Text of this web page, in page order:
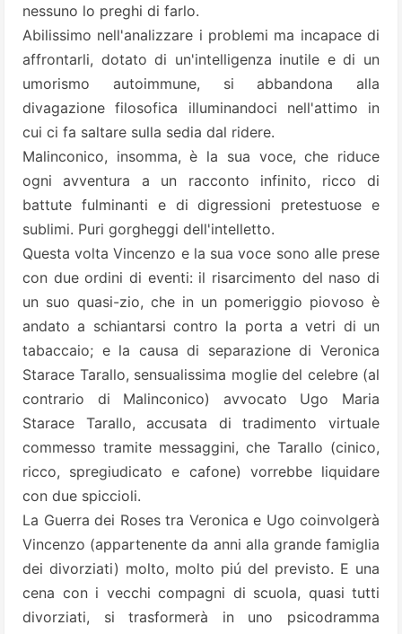
nessuno lo preghi di farlo.
Abilissimo nell'analizzare i problemi ma incapace di
affrontarli, dotato di un'intelligenza inutile e di un
umorismo autoimmune, si abbandona alla
divagazione filosofica illuminandoci nell'attimo in
cui ci fa saltare sulla sedia dal ridere.
Malinconico, insomma, è la sua voce, che riduce
ogni avventura a un racconto infinito, ricco di
battute fulminanti e di digressioni pretestuose e
sublimi. Puri gorgheggi dell'intelletto.
Questa volta Vincenzo e la sua voce sono alle prese
con due ordini di eventi: il risarcimento del naso di
un suo quasi-zio, che in un pomeriggio piovoso è
andato a schiantarsi contro la porta a vetri di un
tabaccaio; e la causa di separazione di Veronica
Starace Tarallo, sensualissima moglie del celebre (al
contrario di Malinconico) avvocato Ugo Maria
Starace Tarallo, accusata di tradimento virtuale
commesso tramite messaggini, che Tarallo (cinico,
ricco, spregiudicato e cafone) vorrebbe liquidare
con due spiccioli.
La Guerra dei Roses tra Veronica e Ugo coinvolgerà
Vincenzo (appartenente da anni alla grande famiglia
dei divorziati) molto, molto piú del previsto. E una
cena con i vecchi compagni di scuola, quasi tutti
divorziati, si trasformerà in uno psicodramma